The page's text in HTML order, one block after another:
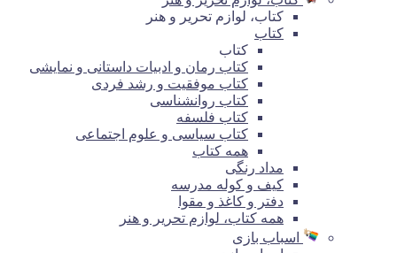
کتاب، لوازم تحریر و هنر
کتاب
کتاب
کتاب رمان و ادبیات داستانی و نمایشی
کتاب موفقیت و رشد فردی
کتاب روانشناسی
کتاب فلسفه
کتاب سیاسی و علوم اجتماعی
همه کتاب
مداد رنگی
کیف و کوله مدرسه
دفتر و کاغذ و مقوا
همه کتاب، لوازم تحریر و هنر
اسباب بازی